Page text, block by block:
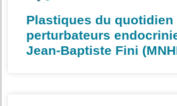
Plastiques du quotidien
perturbateurs
Jean-Baptiste Fini